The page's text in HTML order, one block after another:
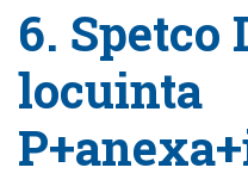
6. Spetco
locuinta